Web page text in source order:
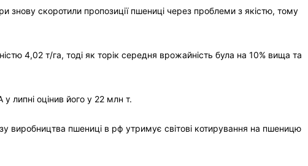
скоротили пропозиції пшениці через проблеми з якістю, тому
4,02 т/га, тоді як торік середня врожайність була на 10% вища та
липні оцінив його у 22 млн т.
виробництва пшениці в рф утримує світові котирування на пшеницю